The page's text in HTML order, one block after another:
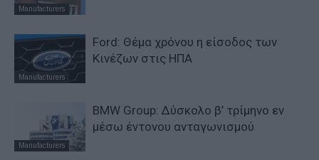
Manufacturers
Manufacturers
Ford: Θέμα χρόνου η είσοδος των
Κινέζων στις ΗΠΑ
Manufacturers
BMW Group: Δύσκολο β’ τρίμηνο εν
μέσω έντονου ανταγωνισμού